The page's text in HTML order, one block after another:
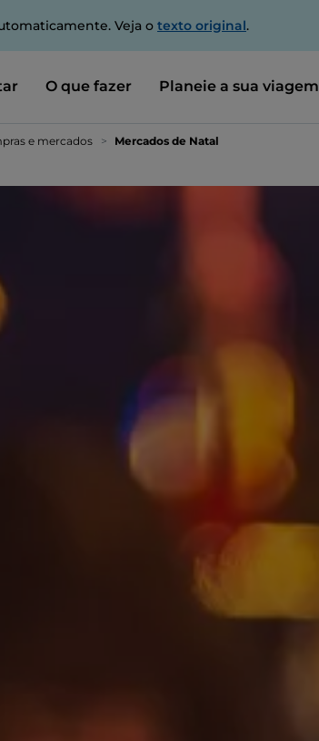
Veja o texto original.
O que fazer Planeie a sua viagem
e mercados Mercados de Natal